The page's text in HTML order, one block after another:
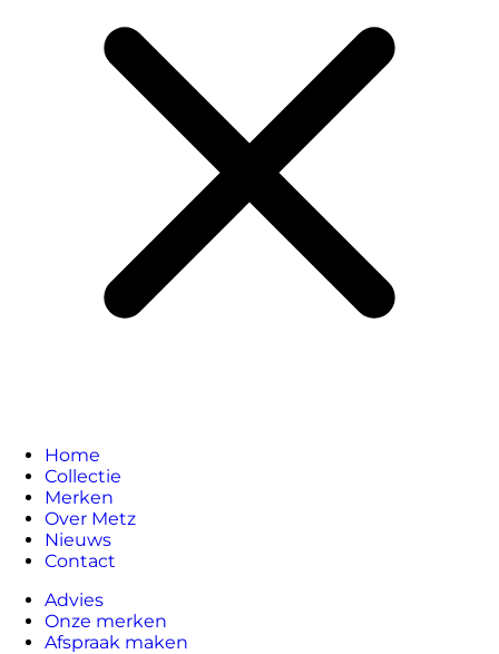
Home
Collectie
Merken
Over Metz
Nieuws
Contact
Advies
Onze merken
Afspraak maken